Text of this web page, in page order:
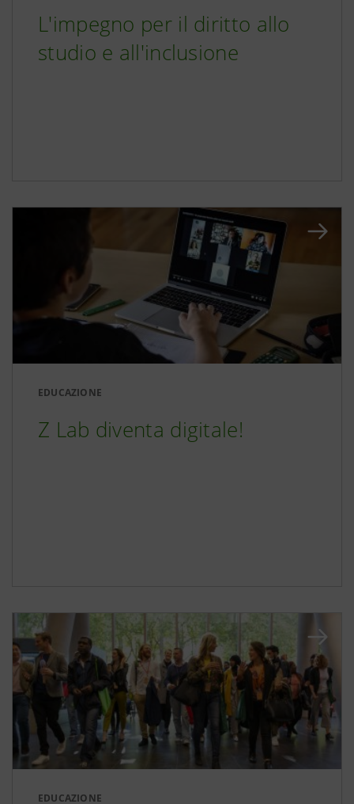
L'impegno per il diritto allo
studio e all'inclusione
EDUCAZIONE
Z Lab diventa digitale!
EDUCAZIONE